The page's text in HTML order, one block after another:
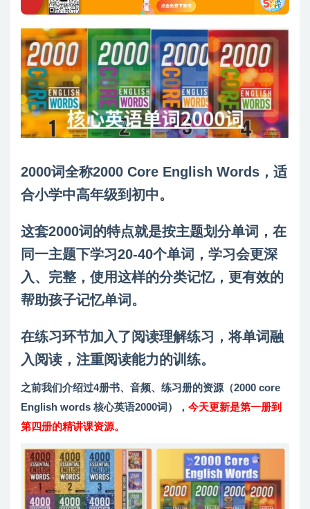
2000词全称2000 Core English Words，适
合小学中高年级到初中。
这套2000词的特点就是按主题划分单词，在
同一主题下学习20-40个单词，学习会更深
入、完整，使用这样的分类记忆，更有效的
帮助孩子记忆单词。
在练习环节加入了阅读理解练习，将单词融
入阅读，注重阅读能力的训练。
之前我们介绍过4册书、音频、练习册的资源（2000 core
English words 核心英语2000词）， 今天更新是第一册到
第四册的精讲课资源。